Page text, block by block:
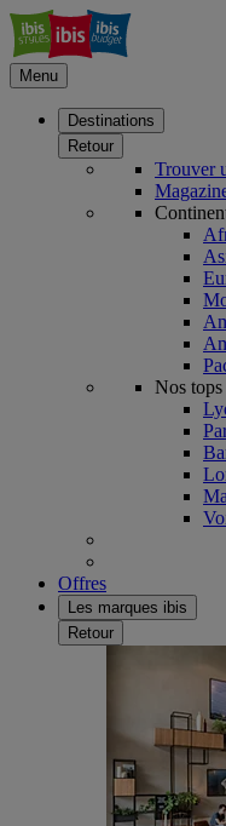
Menu
Destinations
Retour
Trouver
Nos
Offres
Les marques ibis
Retour